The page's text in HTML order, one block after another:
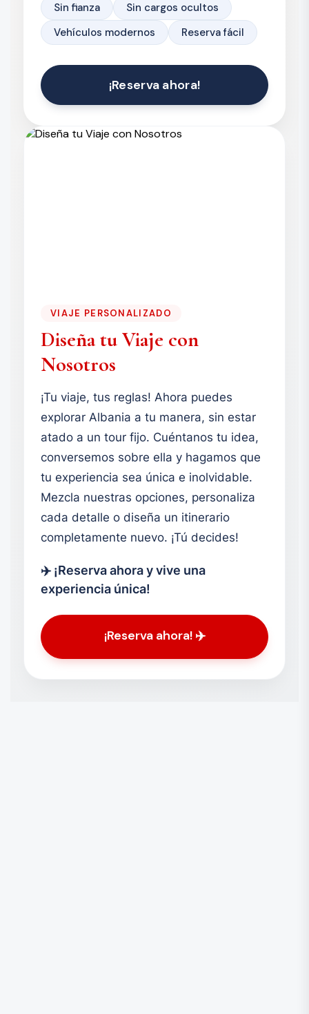
Sin fianza
Sin cargos ocultos
Vehículos modernos
Reserva fácil
¡Reserva ahora!
VIAJE PERSONALIZADO
Diseña tu Viaje con
Nosotros
¡Tu viaje, tus reglas! Ahora puedes
explorar Albania a tu manera, sin estar
atado a un tour fijo. Cuéntanos tu idea,
conversemos sobre ella y hagamos que
tu experiencia sea única e inolvidable.
Mezcla nuestras opciones, personaliza
cada detalle o diseña un itinerario
completamente nuevo. ¡Tú decides!
✈️ ¡Reserva ahora y vive una
experiencia única!
¡Reserva ahora! ✈️